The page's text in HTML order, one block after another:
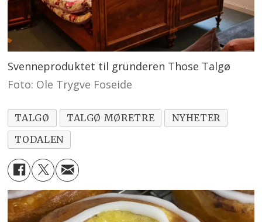
Svenneproduktet til gründeren Those Talgø
Foto: Ole Trygve Foseide
TALGØ TALGØ MØRETRE
NYHETER
TODALEN